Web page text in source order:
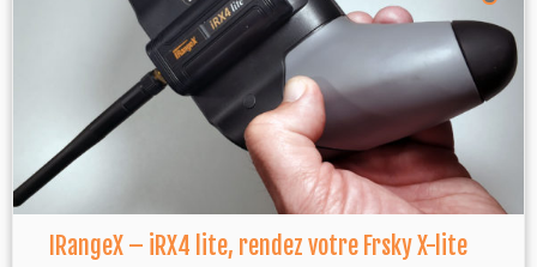
IRangeX – iRX4 lite, rendez votre Frsky X-lite